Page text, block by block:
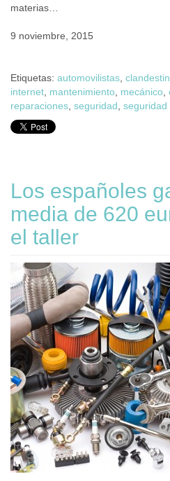
materias…
9 noviembre, 2015
Etiquetas: automovilistas
internet mantenimiento mecánico
reparaciones seguridad seguridad
Los españoles
media de 620
el taller